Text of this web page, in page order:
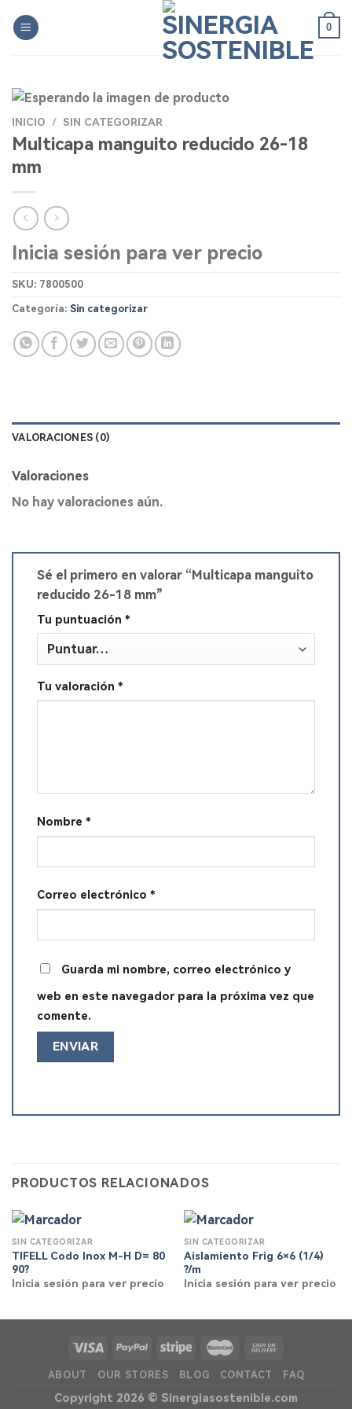
0
INICIO / SIN CATEGORIZAR
Multicapa manguito reducido 26-18
mm
Inicia sesión para ver precio
SKU: 7800500
Categoría: Sin categorizar
VALORACIONES (0)
Valoraciones
No hay valoraciones aún.
Sé el primero en valorar “Multicapa manguito
reducido 26-18 mm”
Tu puntuación *
Tu valoración *
Nombre *
Correo electrónico *
Guarda mi nombre, correo electrónico y
web en este navegador para la próxima vez que
comente.
PRODUCTOS RELACIONADOS
SIN CATEGORIZAR
TIFELL Codo Inox M-H D= 80
90?
Inicia sesión para ver precio
SIN CATEGORIZAR
Aislamiento Frig 6×6 (1/4)
?/m
Inicia sesión para ver precio
ABOUT OUR STORES BLOG CONTACT FAQ
Copyright 2026 © Sinergiasostenible.com